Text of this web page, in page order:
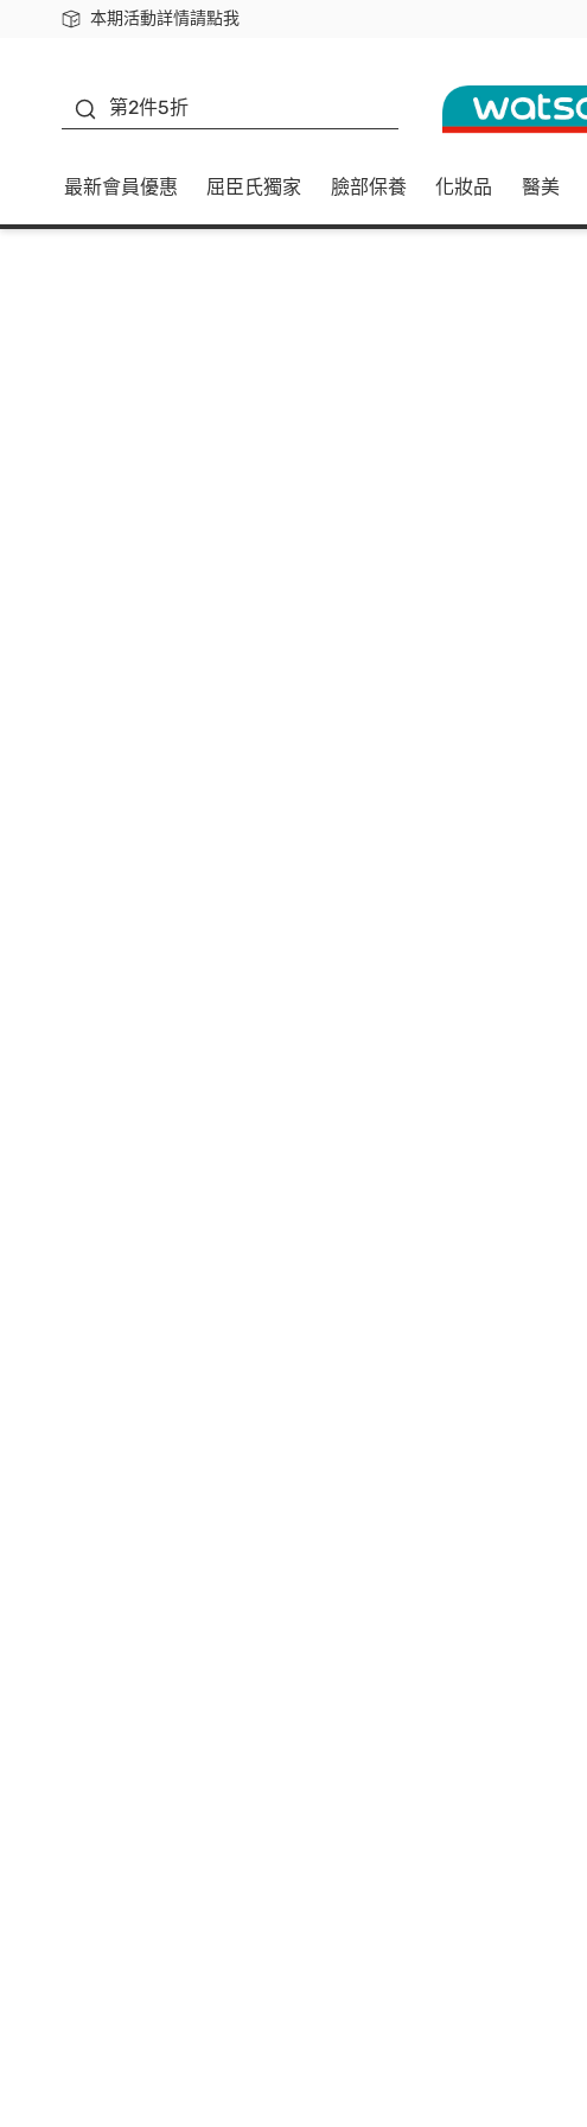
本期活動詳情請點我
下載app最高回饋$350
第2件5折
最新會員優惠 屈臣氏獨家 臉部保養 化妝品 醫美